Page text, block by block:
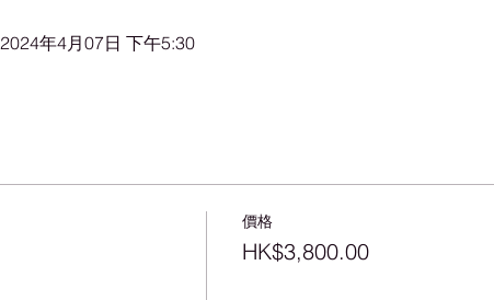
年4月07日 下午5:30
價格
HK$3,800.00